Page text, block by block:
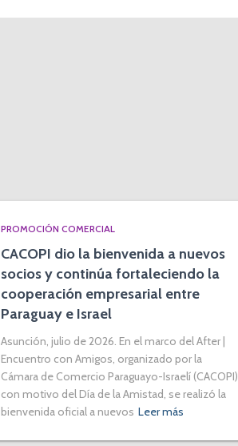
PROMOCIÓN COMERCIAL
CACOPI dio la bienvenida a nuevos
socios y continúa fortaleciendo la
cooperación empresarial entre
Paraguay e Israel
Asunción, julio de 2026. En el marco del After |
Encuentro con Amigos, organizado por la
Cámara de Comercio Paraguayo-Israelí (CACOPI)
con motivo del Día de la Amistad, se realizó la
bienvenida oficial a nuevos Leer más